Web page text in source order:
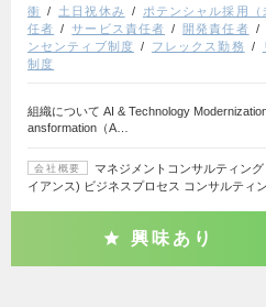
衝 土日祝休み ポテンシャル採用（
任者
サービス責任者 開発責任者
ンセンティブ制度
フレックス勤務
制度
組織について AI & Technology
ansformation（A…
会社概要
マネジメントコンサルティン
イアンス) ビジネスプロセス コンサルティ
興味あり